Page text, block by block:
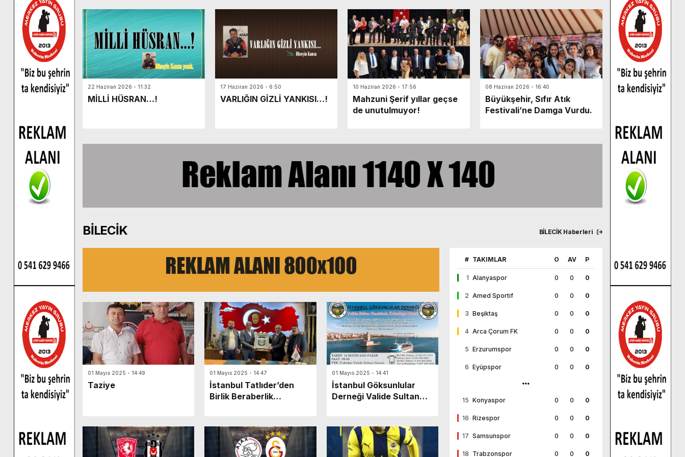
22 Haziran 2026 - 11:32
MİLLİ HÜSRAN…!
17 Haziran 2026 - 6:50
VARLIĞIN GİZLİ YANKISI…!
10 Haziran 2026 - 17:56
Mahzuni Şerif yıllar geçse
de unutulmuyor!
08 Haziran 2026 - 16:40
Büyükşehir, Sıfır Atık
Festivali’ne Damga Vurdu.
BİLECİK BİLECİK Haberleri
01 Mayıs 2025 - 14:49
Taziye
01 Mayıs 2025 - 14:47
İstanbul Tatlıder’den
Birlik Beraberlik
01 Mayıs 2025 - 14:41
İstanbul Göksunlular
Derneği Valide Sultan
# TAKIMLAR O AV P
1 Alanyaspor 0 0 0
2 Amed Sportif 0 0 0
3 Beşiktaş 0 0 0
4 Arca Çorum FK 0 0 0
5 Erzurumspor 0 0 0
6 Eyüpspor 0 0 0
15 Konyaspor 0 0 0
16 Rizespor 0 0 0
17 Samsunspor 0 0 0
18 Trabzonspor 0 0 0